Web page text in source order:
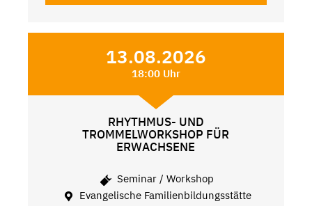
13.08.2026
18:00 Uhr
RHYTHMUS- UND
TROMMELWORKSHOP FÜR
ERWACHSENE
Seminar / Workshop
Evangelische Familienbildungsstätte